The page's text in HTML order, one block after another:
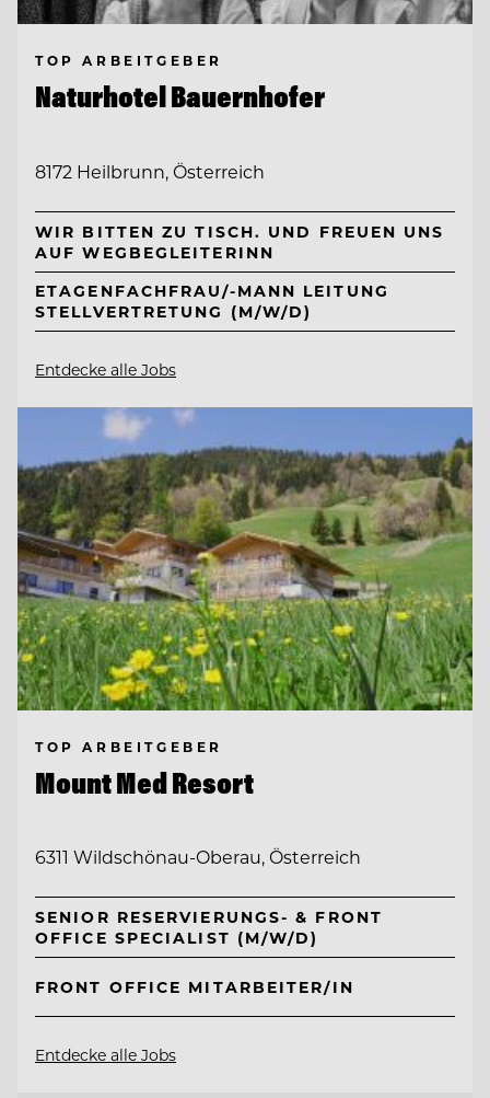
TOP ARBEITGEBER
Naturhotel Bauernhofer
8172 Heilbrunn, Österreich
WIR BITTEN ZU TISCH. UND FREUEN UNS
AUF WEGBEGLEITERINN
ETAGENFACHFRAU/-MANN LEITUNG
STELLVERTRETUNG (M/W/D)
Entdecke alle Jobs
TOP ARBEITGEBER
Mount Med Resort
6311 Wildschönau-Oberau, Österreich
SENIOR RESERVIERUNGS- & FRONT
OFFICE SPECIALIST (M/W/D)
FRONT OFFICE MITARBEITER/IN
Entdecke alle Jobs